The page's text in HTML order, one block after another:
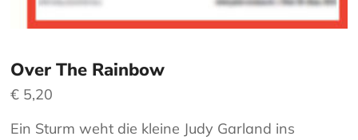
Over The Rainbow
€ 5,20
Ein Sturm weht die kleine Judy Garland ins